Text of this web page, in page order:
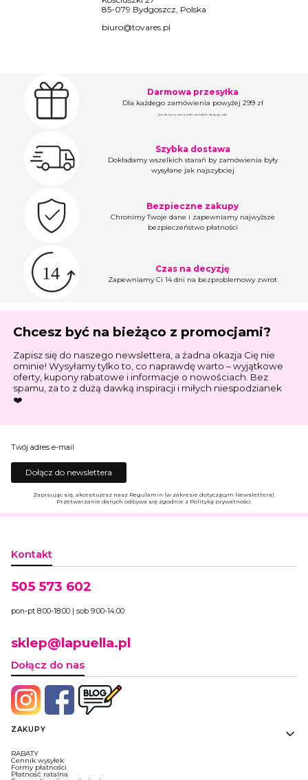
85-079 Bydgoszcz, Polska
biuro@tovares.pl
Darmowa przesyłka
Dla każdego zamówienia powyżej 299 zł
(nie dotyczy zamówień na meble i duży sprzęt)
Szybka dostawa
Dokładamy wszelkich starań by zamówienia były
wysyłane jak najszybciej
Bezpieczne zakupy
Chronimy Twoje dane i zapewniamy najwyższe
bezpieczeństwo płatności
Czas na decyzję
Zapewniamy Ci 14 dni na bezproblemowy zwrot
Chcesz być na bieżąco z promocjami?
Zapisz się do naszego newslettera, a żadna okazja Cię nie
ominie! Wysyłamy tylko to, co naprawdę warto – wyjątkowe
oferty, kupony rabatowe i informacje o nowościach. Bez
spamu, za to z dużą dawką inspiracji i miłych niespodzianek
❤️
Twój adres e-mail
Dołącz do newslettera
Zapisując się, akceptujesz nasz Regulamin (w zakresie dotyczącym Newslettera).
Przetwarzanie danych odbywa się zgodnie z Polityką prywatności.
Kontakt
505 573 602
pon-pt 8:00-18:00 | sob 9:00-14:00
sklep@lapuella.pl
Dołącz do nas
Linki w stopce
ZAKUPY
RABATY
Cennik wysyłek
Formy płatności
Płatność ratalna